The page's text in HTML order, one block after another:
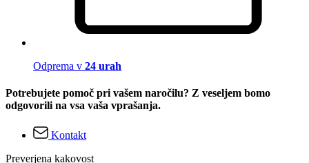
Odprema v 24 urah
Potrebujete pomoč pri vašem naročilu? Z veseljem bomo
odgovorili na vsa vaša vprašanja.
Kontakt
Preverjena kakovost